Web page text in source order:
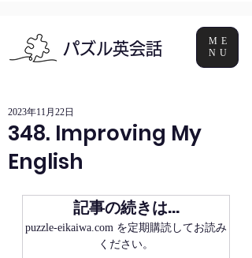
パズル英会話
ME
NU
348. Improving My
English
2023年11月22日
記事の続きは…
puzzle-eikaiwa.com を定期購読してお読み
ください。